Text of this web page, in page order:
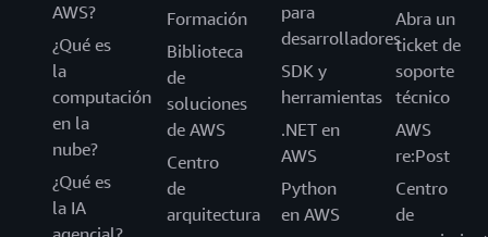
AWS?
¿Qué es
la
computación
en la
nube?
¿Qué es
la IA
Formación
Biblioteca
de
soluciones
de AWS
Centro
de
arquitectura
para
desarrolladores
SDK y
herramientas
.NET en
AWS
Python
en AWS
Abra un
ticket de
soporte
técnico
AWS
re:Post
Centro
de